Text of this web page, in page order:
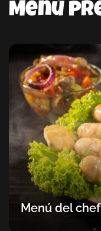
Menú
Menú del chef